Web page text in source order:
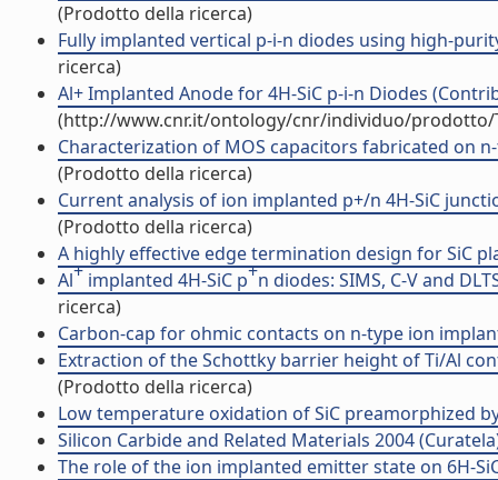
(Prodotto della ricerca)
Fully implanted vertical p-i-n diodes using high-
ricerca)
Al+ Implanted Anode for 4H-SiC p-i-n Diodes
(http://www.cnr.it/ontology/cnr/individuo/prodotto/
Characterization of MOS capacitors fabricated on
(Prodotto della ricerca)
Current analysis of ion implanted p+/n 4H-SiC
(Prodotto della ricerca)
A highly effective edge termination design for SiC
Al+ implanted 4H-SiC p+n diodes: SIMS, C-V and
ricerca)
Carbon-cap for ohmic contacts on n-type ion
Extraction of the Schottky barrier height of Ti/Al
(Prodotto della ricerca)
Low temperature oxidation of SiC preamorphized
Silicon Carbide and Related Materials 2004
The role of the ion implanted emitter state on 6H-